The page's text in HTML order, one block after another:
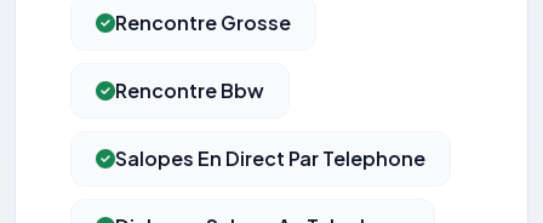
Rencontre Grosse
Rencontre Bbw
Salopes En Direct Par Telephone